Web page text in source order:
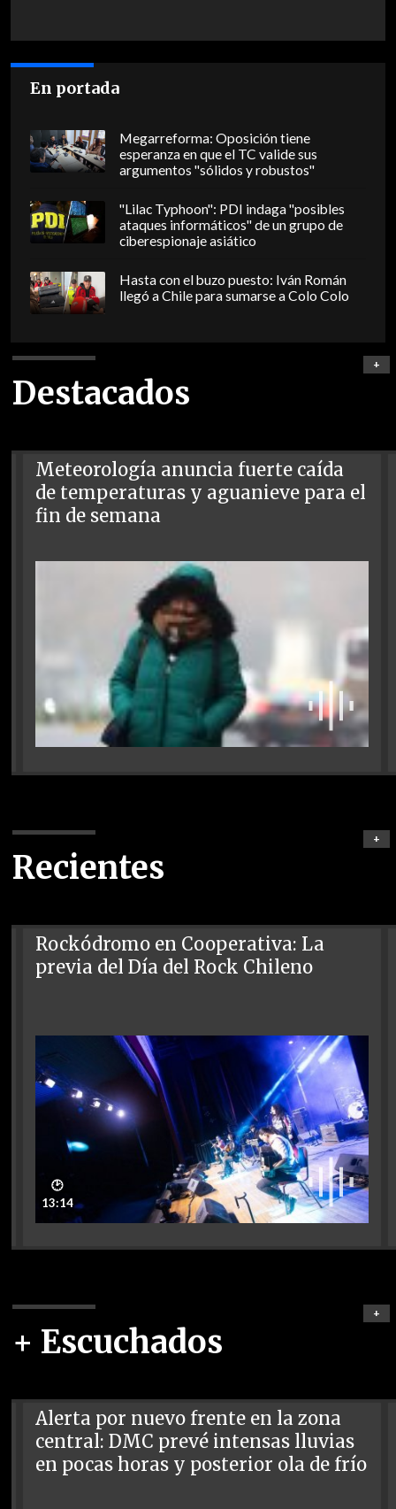
En portada
Megarreforma: Oposición tiene
esperanza en que el TC valide sus
argumentos "sólidos y robustos"
"Lilac Typhoon": PDI indaga "posibles
ataques informáticos" de un grupo de
ciberespionaje asiático
Hasta con el buzo puesto: Iván Román
llegó a Chile para sumarse a Colo Colo
Destacados
+
Meteorología anuncia fuerte caída
de temperaturas y aguanieve para el
fin de semana
Recientes
+
Rockódromo en Cooperativa: La
previa del Día del Rock Chileno
🕑
13:14
+ Escuchados
+
Alerta por nuevo frente en la zona
central: DMC prevé intensas lluvias
en pocas horas y posterior ola de frío